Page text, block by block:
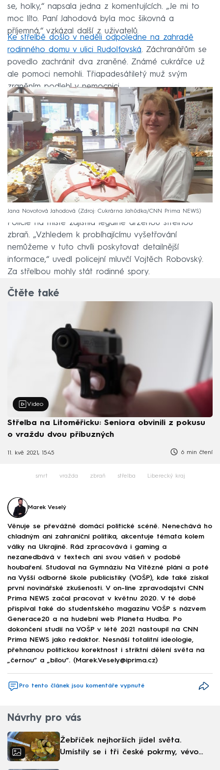
se, holky,“ napsala jedna z komentujících. „Je mi to
moc líto. Paní Jahodová byla moc šikovná a
příjemná,“ vzkázal další z uživatelů.
Ke střelbě došlo v neděli odpoledne na zahradě
rodinného domu v ulici Rudolfovská. Záchranářům se
povedlo zachránit dva zraněné. Známé cukrářce už
ale pomoci nemohli. Třiapadesátiletý muž svým
zraněním podlehl v nemocnici.
Jana Novotová Jahodová Zdroj: Cukrárna Jahůdka/CNN Prima NEWS
Policie na místě zajistila legálně drženou střelnou
zbraň. „Vzhledem k probíhajícímu vyšetřování
nemůžeme v tuto chvíli poskytovat detailnější
informace,“ uvedl policejní mluvčí Vojtěch Robovský.
Za střelbou mohly stát rodinné spory.
Čtěte také
Video
Střelba na Litoměřicku: Seniora obvinili z pokusu
o vraždu dvou příbuzných
11. kvě 2021, 15:45 6 min čtení
smrt vražda zbraň střelba Liberecký kraj
Marek Veselý
Věnuje se převážně domácí politické scéně. Nenechává ho
chladným ani zahraniční politika, akcentuje témata kolem
války na Ukrajině. Rád zpracovává i gaming a
nezanedbává v textech ani svou vášeň v podobě
houbaření. Studoval na Gymnáziu Na Vítězné pláni a poté
na Vyšší odborné škole publicistiky (VOŠP), kde také získal
první novinářské zkušenosti. V on-line zpravodajství CNN
Prima NEWS začal pracovat v květnu 2020. V té době
přispíval také do studentského magazínu VOŠP s názvem
Generace20 a na hudební web Planeta Hudba. Po
dokončení studií na VOŠP v létě 2021 nastoupil na CNN
Prima NEWS jako redaktor. Nesnáší totalitní ideologie,
přehnanou politickou korektnost i striktní dělení světa na
„černou“ a „bílou“. (Marek.Vesely@iprima.cz)
Pro tento článek jsou komentáře vypnuté
Návrhy pro vás
Žebříček nejhorších jídel světa.
Umístily se i tři české pokrmy, vévodí